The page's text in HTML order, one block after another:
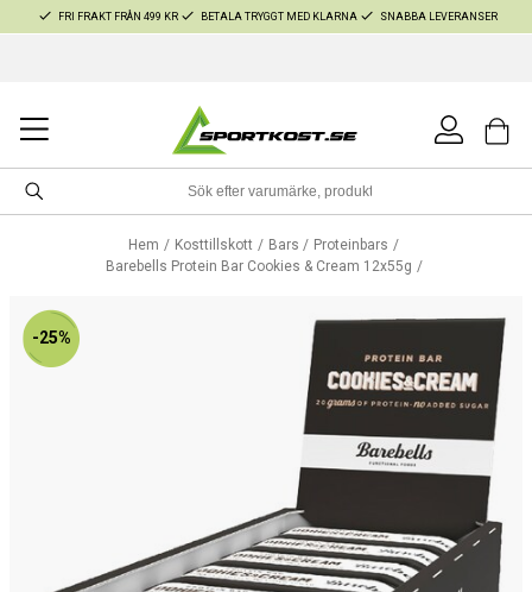
FRI FRAKT FRÅN 499 KR BETALA TRYGGT MED KLARNA SNABBA LEVERANSER
Hem Kosttillskott Bars
Proteinbars
Barebells Protein Bar Cookies & Cream 12x55g
-25%